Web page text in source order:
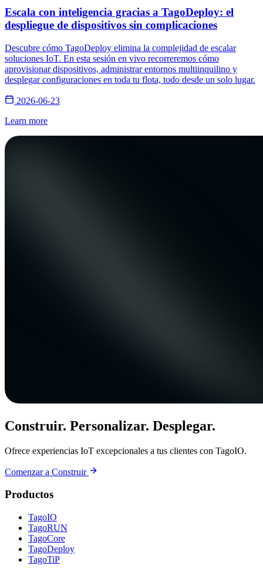
Escala con inteligencia gracias a TagoDeploy: el
despliegue de dispositivos sin complicaciones
Descubre cómo TagoDeploy elimina la complejidad de escalar
soluciones IoT. En esta sesión en vivo recorreremos cómo
aprovisionar dispositivos, administrar entornos multiinquilino y
desplegar configuraciones en toda tu flota, todo desde un solo lugar.
2026-06-23
Learn more
Construir. Personalizar. Desplegar.
Ofrece experiencias IoT excepcionales a tus clientes con TagoIO.
Comenzar a Construir
Productos
TagoIO
TagoRUN
TagoCore
TagoDeploy
TagoTiP